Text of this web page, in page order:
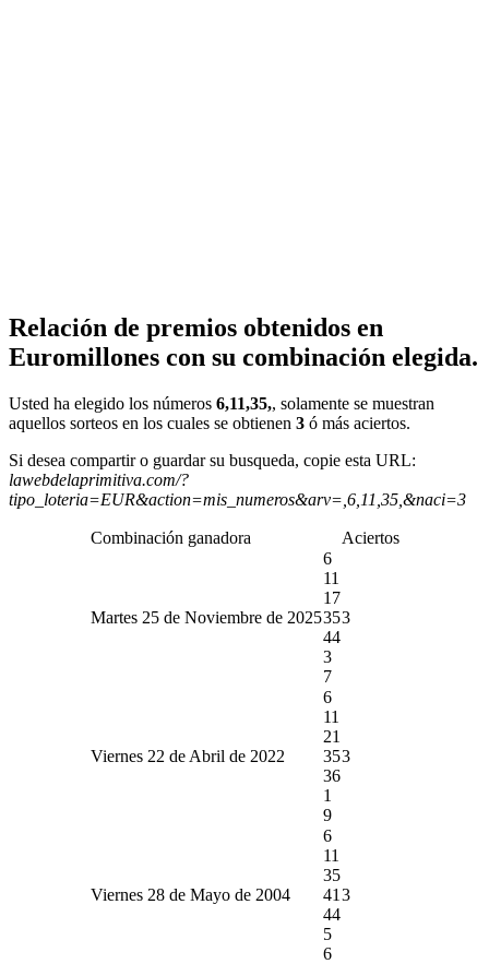
Relación de premios obtenidos en
Euromillones con su combinación elegida.
Usted ha elegido los números 6,11,35,, solamente se muestran
aquellos sorteos en los cuales se obtienen 3 ó más aciertos.
Si desea compartir o guardar su busqueda, copie esta URL:
lawebdelaprimitiva.com/?
tipo_loteria=EUR&action=mis_numeros&arv=,6,11,35,&naci=3
Combinación ganadora Aciertos
Martes 25 de Noviembre de 2025
6
11
17
35
44
3
7
3
Viernes 22 de Abril de 2022
6
11
21
35
36
1
9
3
Viernes 28 de Mayo de 2004
6
11
35
41
44
5
6
3